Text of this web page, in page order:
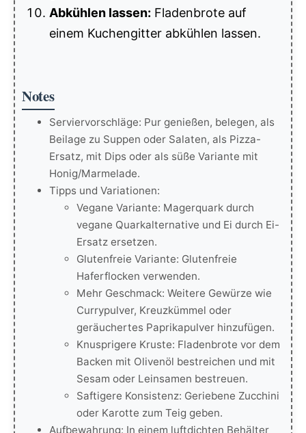
Abkühlen lassen: Fladenbrote auf
einem Kuchengitter abkühlen lassen.
Notes
Serviervorschläge: Pur genießen, belegen, als
Beilage zu Suppen oder Salaten, als Pizza-
Ersatz, mit Dips oder als süße Variante mit
Honig/Marmelade.
Tipps und Variationen:
Vegane Variante: Magerquark durch
vegane Quarkalternative und Ei durch Ei-
Ersatz ersetzen.
Glutenfreie Variante: Glutenfreie
Haferflocken verwenden.
Mehr Geschmack: Weitere Gewürze wie
Currypulver, Kreuzkümmel oder
geräuchertes Paprikapulver hinzufügen.
Knusprigere Kruste: Fladenbrote vor dem
Backen mit Olivenöl bestreichen und mit
Sesam oder Leinsamen bestreuen.
Saftigere Konsistenz: Geriebene Zucchini
oder Karotte zum Teig geben.
Aufbewahrung: In einem luftdichten Behälter